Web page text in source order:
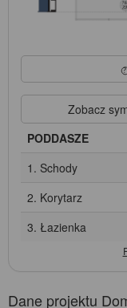
Zobacz
PODDASZE
1. Schody
2. Korytarz
3. Łazienka
Dane projektu